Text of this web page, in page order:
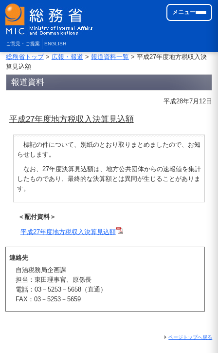
ご意見・ご提案 ENGLISH
メニュー
総務省トップ> 広報・報道 > 報道資料一覧> 平成27年度地方税収入決
算見込額
報道資料
平成28年7月12日
平成27年度地方税収入決算見込額
標記の件について、別紙のとおり取りまとめましたので、お知
らせします。
なお、27年度決算見込額は、地方公共団体からの速報値を集計
したものであり、最終的な決算額とは異同が生じることがありま
す。
＜配付資料＞
平成27年度地方税収入決算見込額
連絡先
自治税務局企画課
担当：東田理事官、原係長
電話：03－5253－5658（直通）
FAX：03－5253－5659
ページトップへ戻る